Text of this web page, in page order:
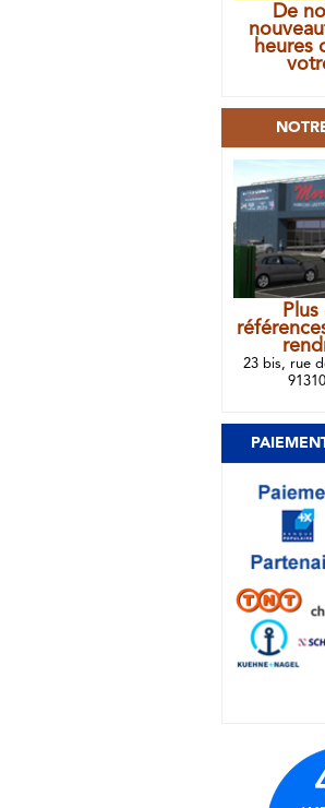
De
heures
23 bis, rue